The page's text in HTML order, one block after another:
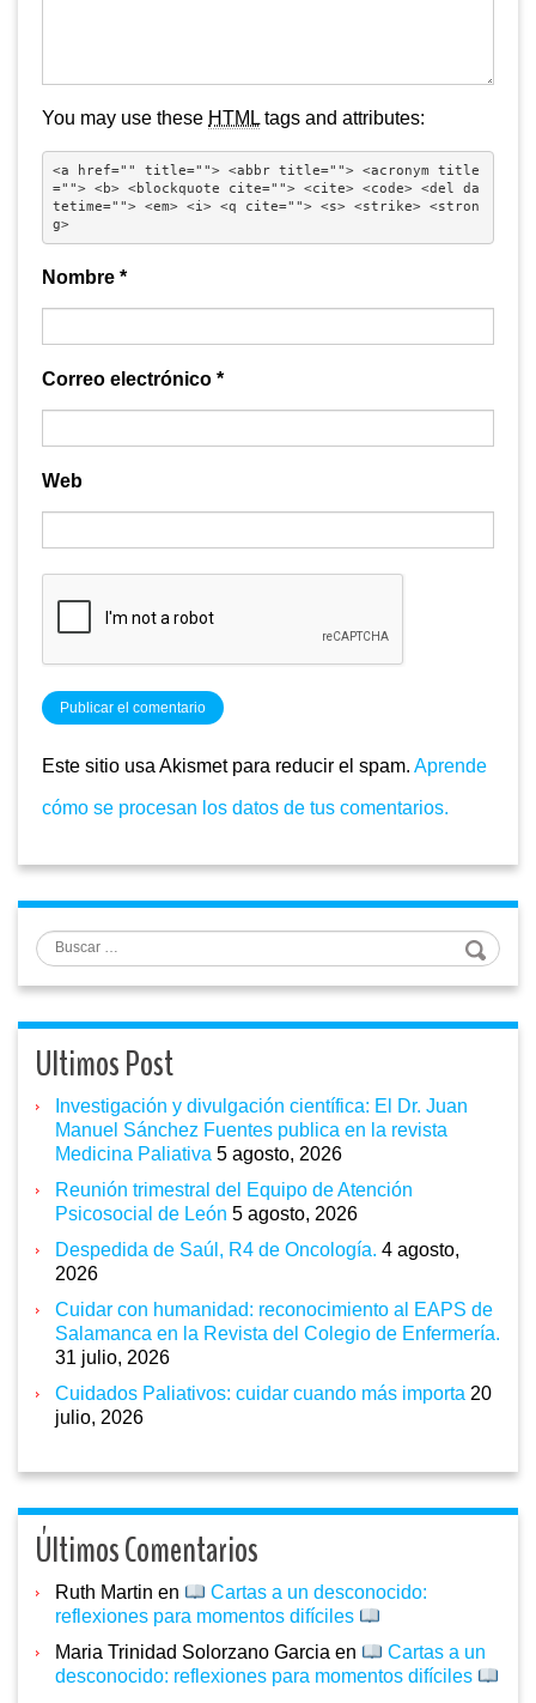
You may use these HTML tags and attributes:
<a href="" title=""> <abbr title=""> <acronym title
=""> <b> <blockquote cite=""> <cite> <code> <del da
tetime=""> <em> <i> <q cite=""> <s> <strike> <stron
g>
Nombre *
Correo electrónico *
Web
Este sitio usa Akismet para reducir el spam. Aprende
cómo se procesan los datos de tus comentarios.
Buscar
Ultimos Post
Investigación y divulgación científica: El Dr. Juan
Manuel Sánchez Fuentes publica en la revista
Medicina Paliativa 5 agosto, 2026
Reunión trimestral del Equipo de Atención
Psicosocial de León 5 agosto, 2026
Despedida de Saúl, R4 de Oncología. 4 agosto,
2026
Cuidar con humanidad: reconocimiento al EAPS de
Salamanca en la Revista del Colegio de Enfermería.
31 julio, 2026
Cuidados Paliativos: cuidar cuando más importa 20
julio, 2026
Últimos Comentarios
Ruth Martin en
Cartas a un desconocido:
reflexiones para momentos difíciles
Maria Trinidad Solorzano Garcia en
Cartas a un
desconocido: reflexiones para momentos difíciles